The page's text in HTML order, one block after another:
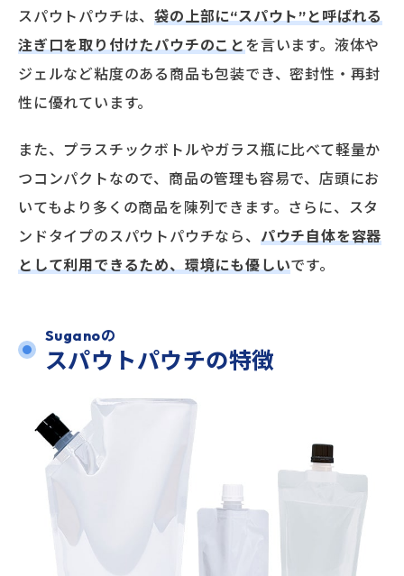
スパウトパウチは、袋の上部に“スパウト”と呼ばれる
注ぎ口を取り付けたパウチのことを言います。液体や
ジェルなど粘度のある商品も包装でき、密封性・再封
性に優れています。
また、プラスチックボトルやガラス瓶に比べて軽量か
つコンパクトなので、商品の管理も容易で、店頭にお
いてもより多くの商品を陳列できます。さらに、スタ
ンドタイプのスパウトパウチなら、 パウチ自体を容器
として利用できるため、環境にも優しいです。
Suganoの
スパウトパウチの特徴